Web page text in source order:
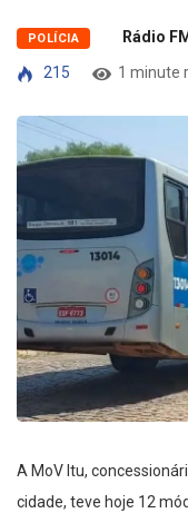
POLÍCIA Rádio
215
1 minute
A MoV Itu,
cidade, teve hoje 12